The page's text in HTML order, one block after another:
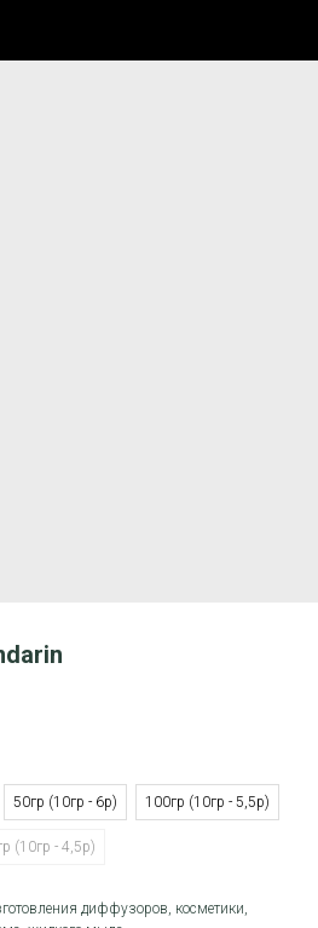
50гр (10гр - 6р) 100гр (10гр - 5,5р)
(10гр - 4,5р)
диффузоров, косметики,